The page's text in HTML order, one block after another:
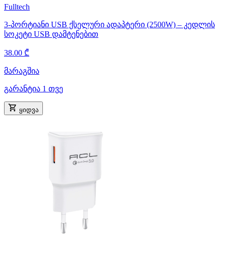
Fulltech
3-პორტიანი USB ქსელური ადაპტერი (2500W) – კედლის
სოკეტი USB დამტენებით
38.00 ₾
მარაგშია
გარანტია 1 თვე
ყიდვა